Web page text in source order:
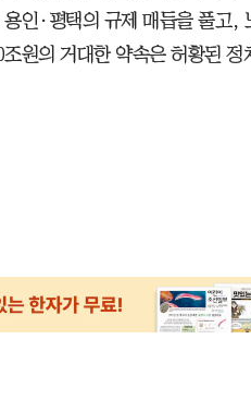
인·평택의 규제 매듭을 풀고,
원의 거대한 약속은 허황된 정